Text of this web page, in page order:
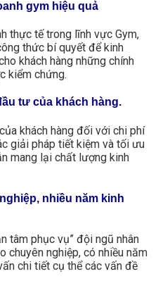
gym hiệu quả
thực tế trong lĩnh vực Gym,
thức bí quyết để kinh
khách hàng những chính
kiểm chứng.
tư của khách hàng.
khách hàng đối với chi phí
giải pháp tiết kiệm và tối ưu
mang lại chất lượng kinh
nhiều năm kinh
tâm phục vụ” đội ngũ nhân
nghiệp, có nhiều năm
chi tiết cụ thể các vấn đề